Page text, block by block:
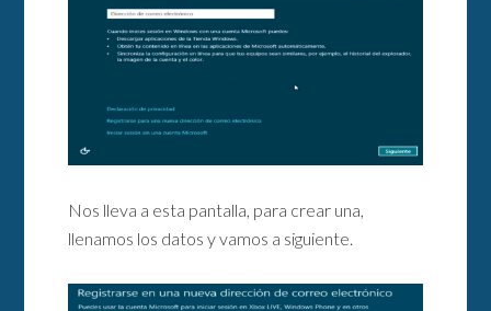
Nos lleva a esta pantalla, para crear una,
llenamos los datos y vamos a siguiente.